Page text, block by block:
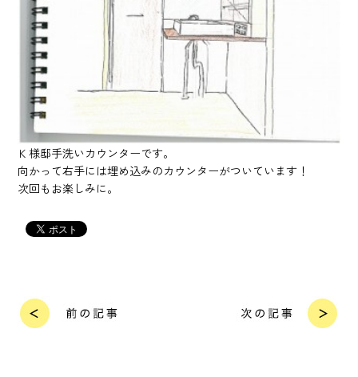
Ｋ様邸手洗いカウンターです。
向かって右手には埋め込みのカウンターがついています！
次回もお楽しみに。